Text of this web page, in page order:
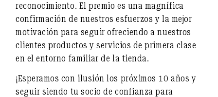
reconocimiento. El premio es una magnífica
confirmación de nuestros esfuerzos y la mejor
motivación para seguir ofreciendo a nuestros
clientes productos y servicios de primera clase
en el entorno familiar de la tienda.
¡Esperamos con ilusión los próximos 10 años y
seguir siendo tu socio de confianza para